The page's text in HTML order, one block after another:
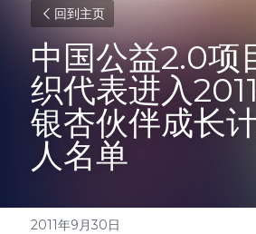
回到主页
中国公益2.0项
织代表进入
银杏伙伴成长
人名单
2011年9月30日